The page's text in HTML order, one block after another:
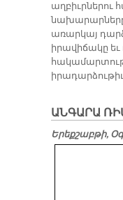
աղբիւրներու
առարկայ
իրավիճակը
ԱՆԳԱՐԱ
Երեքշաբթի,